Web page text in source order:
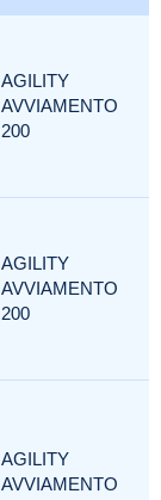
AGILITY
AVVIAMENTO
200
AGILITY
AVVIAMENTO
200
AGILITY
AVVIAMENTO